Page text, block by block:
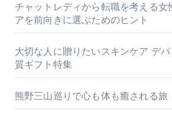
チャットレディから転職を考える女
アを前向きに選ぶためのヒント
大切な人に贈りたいスキンケア デ
質ギフト特集
熊野三山巡りで心も体も癒される旅